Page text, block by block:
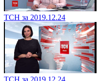
ТСН за 2019.12.24
ТСН за 2019.12.24